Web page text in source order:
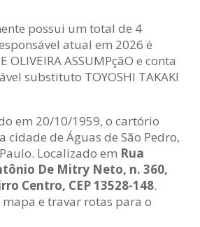
possui um total de 4
atual em 2026 é
OLIVEIRA ASSUMPçãO e conta
substituto TOYOSHI TAKAKI
em 20/10/1959, o cartório
cidade de Águas de São Pedro,
Localizado em Rua
De Mitry Neto, n. 360,
Centro, CEP 13528-148.
e travar rotas para o